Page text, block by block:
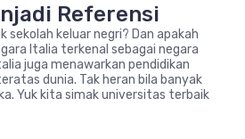
Referensi
keluar negri? Dan apakah
Italia terkenal sebagai negara
juga menawarkan pendidikan
dunia. Tak heran bila banyak
Yuk kita simak universitas terbaik